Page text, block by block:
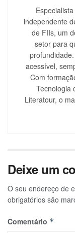
independente
de FIIs, um
setor para
acessível,
Com
Tecnologia
Literatour, o
Deixe um
O seu endereço de
obrigatórios são
Comentário *